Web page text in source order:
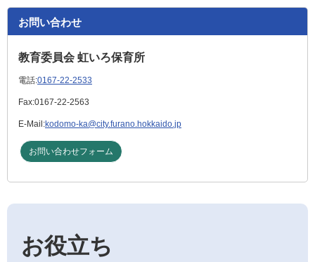
お問い合わせ
教育委員会 虹いろ保育所
電話:0167-22-2533
Fax:0167-22-2563
E-Mail:kodomo-ka@city.furano.hokkaido.jp
お問い合わせフォーム
お役立ち